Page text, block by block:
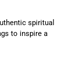
spiritual
to inspire a